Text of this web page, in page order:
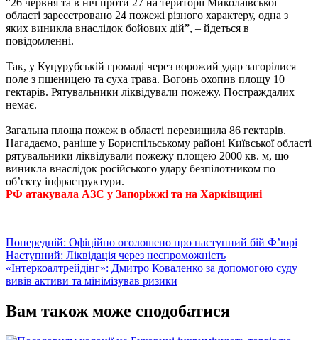
“26 червня та в ніч проти 27 на території Миколаївської
області зареєстровано 24 пожежі різного характеру, одна з
яких виникла внаслідок бойових дій”, – йдеться в
повідомленні.
Так, у Куцурубській громаді через ворожий удар загорілися
поле з пшеницею та суха трава. Вогонь охопив площу 10
гектарів. Рятувальники ліквідували пожежу. Постраждалих
немає.
Загальна площа пожеж в області перевищила 86 гектарів.
Нагадаємо, раніше у Бориспільському районі Київської області
рятувальники ліквідували пожежу площею 2000 кв. м, що
виникла внаслідок російського удару безпілотником по
об’єкту інфраструктури.
РФ атакувала АЗС у Запоріжжі та на Харківщині
Навігація
записів
Попередній: Офіційно оголошено про наступний бій Ф’юрі
Наступний: Ліквідація через неспроможність
«Інтеркоалтрейдінг»: Дмитро Коваленко за допомогою суду
вивів активи та мінімізував ризики
Вам також може сподобатися